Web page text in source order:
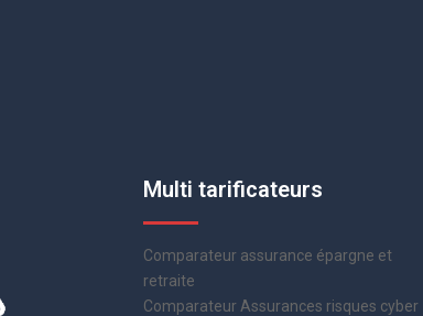
Multi tarificateurs
Comparateur assurance épargne et
retraite
Comparateur Assurances risques cyber